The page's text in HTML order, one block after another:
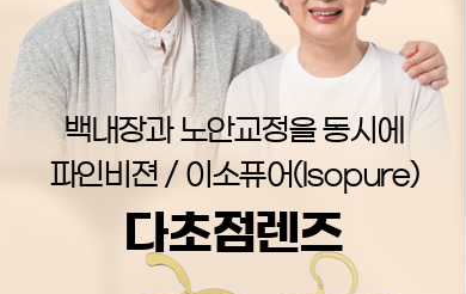
백내장과 노안교정을 동시에
파인비젼 / 이소퓨어(Isopure)
다초점렌즈